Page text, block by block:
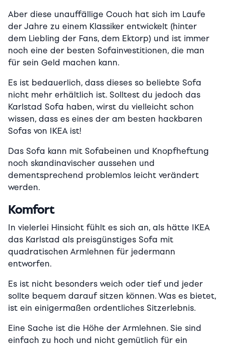
Aber diese unauffällige Couch hat sich im Laufe
der Jahre zu einem Klassiker entwickelt (hinter
dem Liebling der Fans, dem Ektorp) und ist immer
noch eine der besten Sofainvestitionen, die man
für sein Geld machen kann.
Es ist bedauerlich, dass dieses so beliebte Sofa
nicht mehr erhältlich ist. Solltest du jedoch das
Karlstad Sofa haben, wirst du vielleicht schon
wissen, dass es eines der am besten hackbaren
Sofas von IKEA ist!
Das Sofa kann mit Sofabeinen und Knopfheftung
noch skandinavischer aussehen und
dementsprechend problemlos leicht verändert
werden.
Komfort
In vielerlei Hinsicht fühlt es sich an, als hätte IKEA
das Karlstad als preisgünstiges Sofa mit
quadratischen Armlehnen für jedermann
entworfen.
Es ist nicht besonders weich oder tief und jeder
sollte bequem darauf sitzen können. Was es bietet,
ist ein einigermaßen ordentliches Sitzerlebnis.
Eine Sache ist die Höhe der Armlehnen. Sie sind
einfach zu hoch und nicht gemütlich für ein